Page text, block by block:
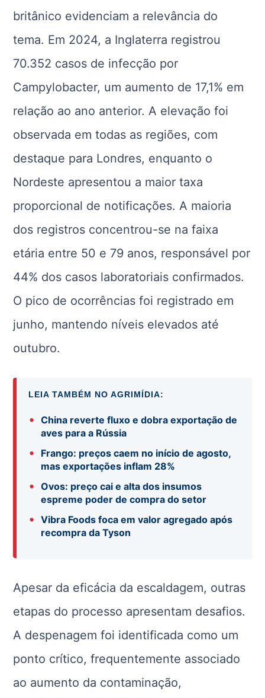
britânico evidenciam a relevância do
tema. Em 2024, a Inglaterra registrou
70.352 casos de infecção por
Campylobacter, um aumento de 17,1% em
relação ao ano anterior. A elevação foi
observada em todas as regiões, com
destaque para Londres, enquanto o
Nordeste apresentou a maior taxa
proporcional de notificações. A maioria
dos registros concentrou-se na faixa
etária entre 50 e 79 anos, responsável por
44% dos casos laboratoriais confirmados.
O pico de ocorrências foi registrado em
junho, mantendo níveis elevados até
outubro.
LEIA TAMBÉM NO AGRIMÍDIA:
•
China reverte fluxo e dobra exportação de
aves para a Rússia
•
Frango: preços caem no início de agosto,
mas exportações inflam 28%
•
Ovos: preço cai e alta dos insumos
espreme poder de compra do setor
•
Vibra Foods foca em valor agregado após
recompra da Tyson
Apesar da eficácia da escaldagem, outras
etapas do processo apresentam desafios.
A despenagem foi identificada como um
ponto crítico, frequentemente associado
ao aumento da contaminação,